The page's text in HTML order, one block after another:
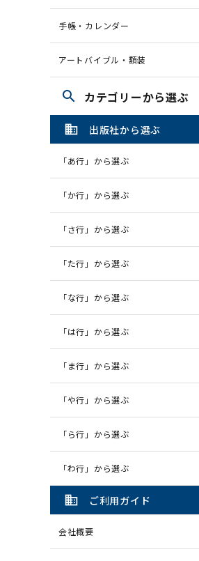
手帳・カレンダー
アートバイブル・額装
search カテゴリーから選ぶ
domain 出版社から選ぶ
「あ行」から選ぶ
「か行」から選ぶ
「さ行」から選ぶ
「た行」から選ぶ
「な行」から選ぶ
「は行」から選ぶ
「ま行」から選ぶ
「や行」から選ぶ
「ら行」から選ぶ
「わ行」から選ぶ
domain ご利用ガイド
会社概要